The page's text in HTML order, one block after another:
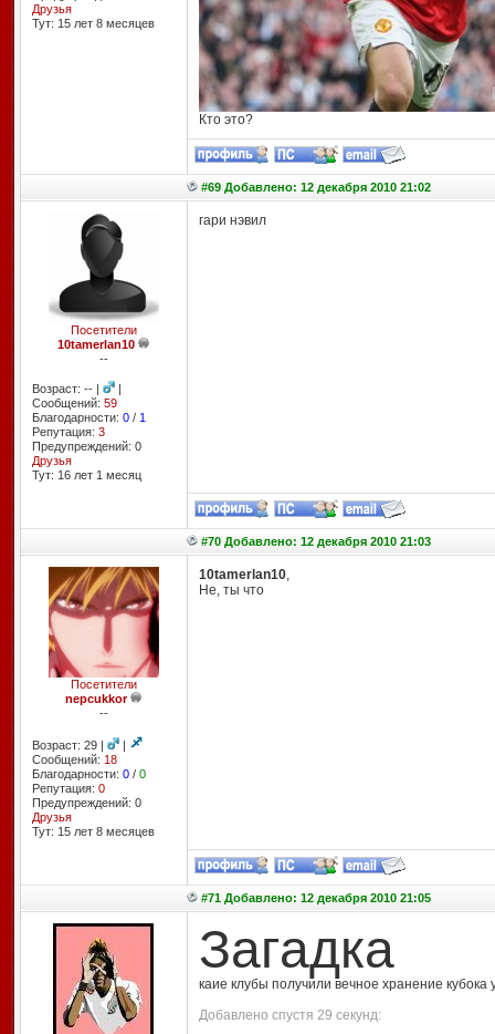
Друзья
Тут: 15 лет 8 месяцев
Кто это?
#69 Добавлено: 12 декабря 2010 21:02
Посетители
10tamerlan10
--
Возраст: -- |
|
Сообщений: 59
Благодарности: 0/ 1
Репутация: 3
Предупреждений: 0
Друзья
Тут: 16 лет 1 месяц
гари нэвил
#70 Добавлено: 12 декабря 2010 21:03
Посетители
nepcukkor
--
Возраст: 29 |
|
Сообщений: 18
Благодарности: 0/ 0
Репутация: 0
Предупреждений: 0
Друзья
Тут: 15 лет 8 месяцев
10tamerlan10,
Не, ты что
#71 Добавлено: 12 декабря 2010 21:05
Загадка
каие клубы получили вечное хранение кубока
Добавлено спустя 29 секунд: